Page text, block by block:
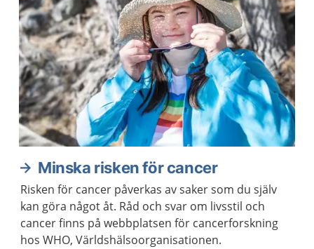
Minska risken för cancer
Risken för cancer påverkas av saker som du själv
kan göra något åt. Råd och svar om livsstil och
cancer finns på webbplatsen för cancerforskning
hos WHO, Världshälsoorganisationen.